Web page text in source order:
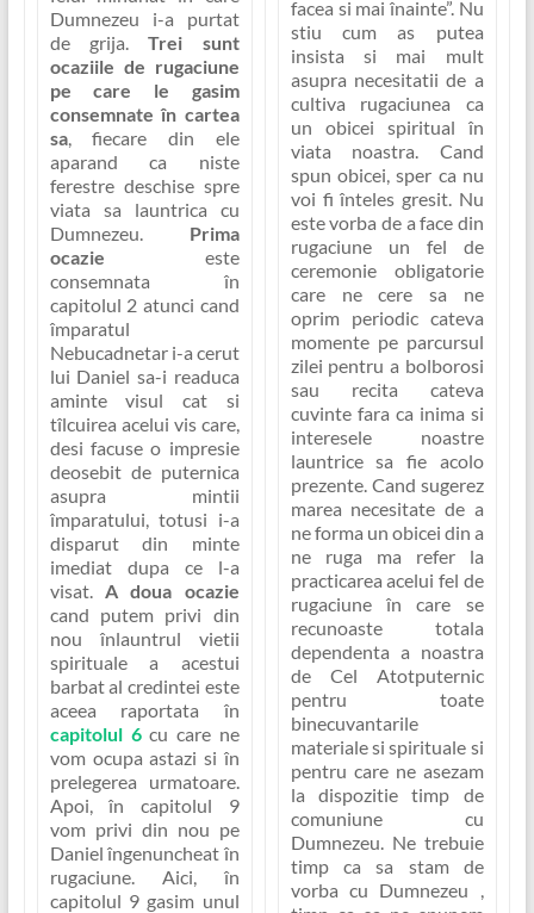
Dumnezeu i-a purtat
de grija.Trei sunt
ocaziile de rugaciune
pe care le gasim
consemnate în cartea
sa, fiecare din ele
aparand ca niste
ferestre deschise spre
viata sa launtrica cu
Dumnezeu. Prima
ocazie este
consemnata în
capitolul 2 atunci cand
împaratul
Nebucadnetar i-a cerut
lui Daniel sa-i readuca
aminte visul cat si
tîlcuirea acelui vis care,
desi facuse o impresie
deosebit de puternica
asupra mintii
împaratului, totusi i-a
disparut din minte
imediat dupa ce l-a
visat.A doua ocazie
cand putem privi din
nou înlauntrul vietii
spirituale a acestui
barbat al credintei este
aceea raportata în
capitolul 6cu care ne
vom ocupa astazi si în
prelegerea urmatoare.
Apoi, în capitolul 9
vom privi din nou pe
Daniel îngenuncheat în
rugaciune. Aici, în
capitolul 9 gasim unul
facea si mai înainte”. Nu
stiu cum as putea
insista si mai mult
asupra necesitatii de a
cultiva rugaciunea ca
un obicei spiritual în
viata noastra. Cand
spun obicei, sper ca nu
voi fi înteles gresit. Nu
este vorba de a face din
rugaciune un fel de
ceremonie obligatorie
care ne cere sa ne
oprim periodic cateva
momente pe parcursul
zilei pentru a bolborosi
sau recita cateva
cuvinte fara ca inima si
interesele noastre
launtrice sa fie acolo
prezente. Cand sugerez
marea necesitate de a
ne forma un obicei din a
ne ruga ma refer la
practicarea acelui fel de
rugaciune în care se
recunoaste totala
dependenta a noastra
de Cel Atotputernic
pentru toate
binecuvantarile
materiale si spirituale si
pentru care ne asezam
la dispozitie timp de
comuniune cu
Dumnezeu. Ne trebuie
timp ca sa stam de
vorba cu Dumnezeu ,